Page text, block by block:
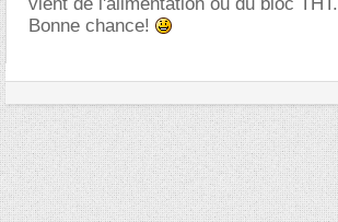
Bonne chance!